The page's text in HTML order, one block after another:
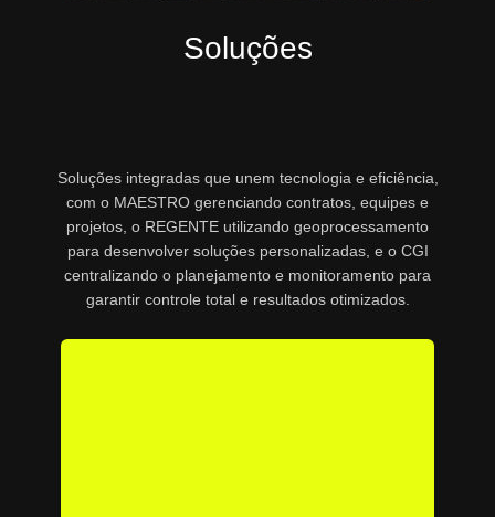
Soluções
Soluções integradas que unem tecnologia e eficiência,
com o MAESTRO gerenciando contratos, equipes e
projetos, o REGENTE utilizando geoprocessamento
para desenvolver soluções personalizadas, e o CGI
centralizando o planejamento e monitoramento para
garantir controle total e resultados otimizados.